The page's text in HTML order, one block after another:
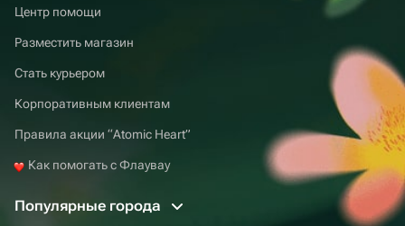
Центр помощи
Разместить магазин
Стать курьером
Корпоративным клиентам
Правила акции “Atomic Heart”
Как помогать с Флаувау
Популярные города